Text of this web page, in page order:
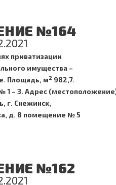
№164
приватизации
имущества –
Площадь, м2 982,7.
1 – 3. Адрес
г. Снежинск,
д. 8 помещение № 5
№162